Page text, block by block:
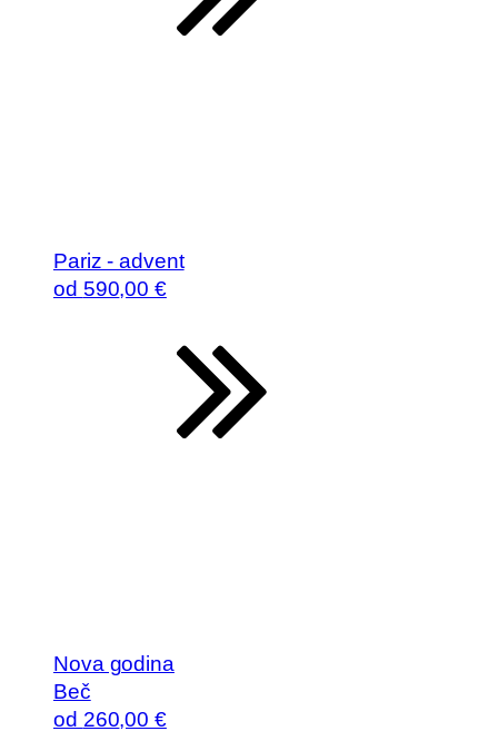
Pariz - advent
od 590,00 €
Nova godina
Beč
od 260,00 €